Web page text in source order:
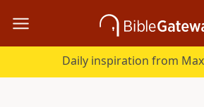
Daily inspiration from